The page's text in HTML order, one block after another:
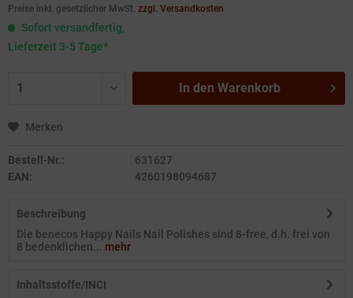
Preise inkl. gesetzlicher MwSt. zzgl. Versandkosten
Sofort versandfertig,
Lieferzeit 3-5 Tage*
In den Warenkorb
Merken
Bestell-Nr.:
631627
EAN:
4260198094687
Beschreibung
Die benecos Happy Nails Nail Polishes sind 8-free, d.h. frei von
8 bedenklichen... mehr
Inhaltsstoffe/INCI